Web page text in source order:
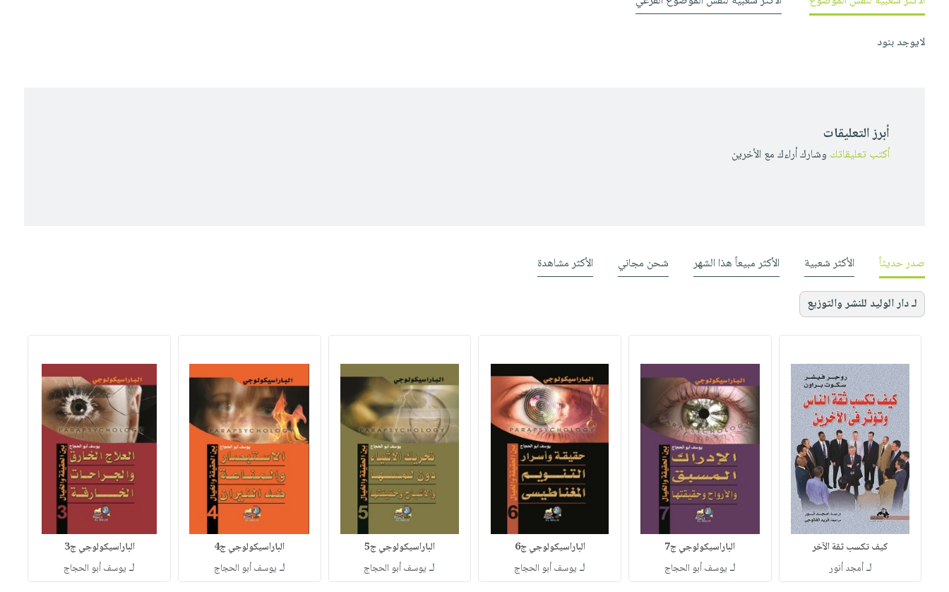
لايوجد بنود
أبرز التعليقات
أكتب تعليقاتك وشارك أراءك مع الأخرين
صدر حديثاً الأكثر شعبية الأكثر مبيعاً هذا الشهر شحن مجاني الأكثر مشاهدة
لـ دار الوليد للنشر والتوزيع
كيف تكسب ثقة الآخر
لـأمجد أنور
الباراسيكولوجي ج7
لـ يوسف أبو الحجاج
الباراسيكولوجي ج6
لـ يوسف أبو الحجاج
الباراسيكولوجي ج5
لـ يوسف أبو الحجاج
الباراسيكولوجي ج4
لـ يوسف أبو الحجاج
الباراسيكولوجي ج3
لـ يوسف أبو الحجاج